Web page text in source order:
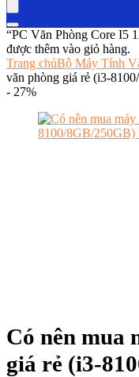
“PC Văn Phòng Core I5
được thêm vào giỏ hàng.
Trang chủBộ Máy Tính
văn phòng giá rẻ (i3-
- 27%
Có nên mua
giá rẻ (i3-